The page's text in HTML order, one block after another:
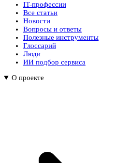
IT-профессии
Все статьи
Новости
Вопросы и ответы
Полезные инструменты
Глоссарий
Люди
ИИ подбор сервиса
О проекте